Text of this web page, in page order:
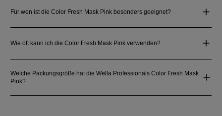
Für wen ist die Color Fresh Mask Pink besonders geeignet?
Wie oft kann ich die Color Fresh Mask Pink verwenden?
Welche Packungsgröße hat die Wella Professionals Color Fresh Mask
Pink?